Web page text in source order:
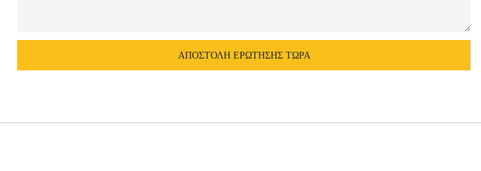
ΑΠΟΣΤΟΛΉ ΕΡΏΤΗΣΗΣ ΤΏΡΑ